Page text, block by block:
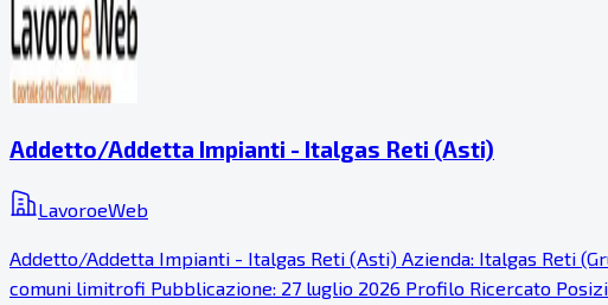
Addetto/Addetta Impianti - Italgas Reti (Asti)
LavoroeWeb
Addetto/Addetta Impianti - Italgas Reti (Asti) Azienda: Italgas Reti
comuni limitrofi Pubblicazione: 27 luglio 2026 Profilo Ricercato